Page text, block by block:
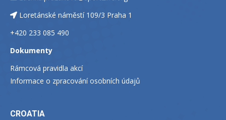
Loretánské náměstí 109/3 Praha 1
+420 233 085 490
Dokumenty
Rámcová pravidla akcí
Informace o zpracování osobních údajů
CROATIA